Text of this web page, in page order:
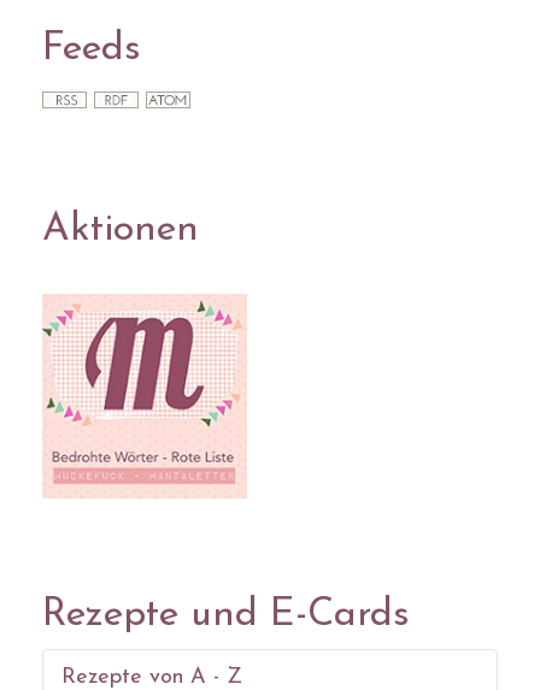
Feeds
Aktionen
Rezepte und E-Cards
Rezepte von A - Z